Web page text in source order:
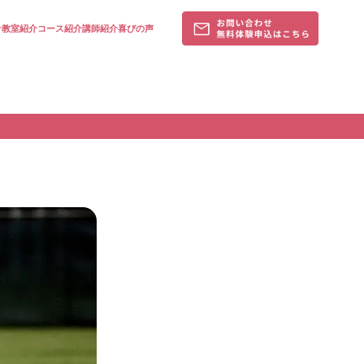
教室紹介コース紹介講師紹介喜びの声